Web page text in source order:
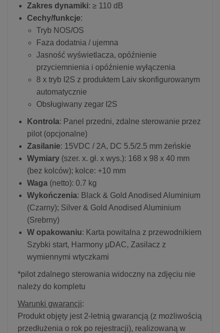
Zakres dynamiki: ≥ 110 dB
Cechy/funkcje:
Tryb NOS/OS
Faza dodatnia / ujemna
Jasność wyświetlacza, opóźnienie
przyciemnienia i opóźnienie wyłączenia
8 x tryb I2S z produktem Laiv skonfigurowanym
automatycznie
Obsługiwany zegar I2S
Kontrola: Panel przedni, zdalne sterowanie przez
pilot (opcjonalne)
Zasilanie: 15VDC / 2A, DC 5.5/2.5 mm żeńskie
Wymiary (szer. x. gł. x wys.): 168 x 98 x 40 mm
(bez kolców); kolce: +10 mm
Waga (netto): 0.7 kg
Wykończenia: Black & Gold Anodised Aluminium
(Czarny); Silver & Gold Anodised Aluminium
(Srebrny)
W opakowaniu: Karta powitalna z przewodnikiem
Szybki start, Harmony μDAC, Zasilacz z
wymiennymi wtyczkami
*pilot zdalnego sterowania widoczny na zdjęciu nie
należy do kompletu
Warunki gwarancji:
Produkt objęty jest 2-letnią gwarancją (z możliwością
przedłużenia o rok po rejestracji), realizowaną w